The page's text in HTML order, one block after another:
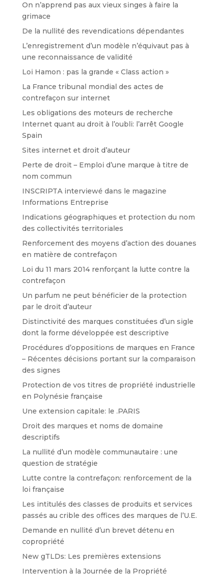
On n’apprend pas aux vieux singes à faire la
grimace
De la nullité des revendications dépendantes
L’enregistrement d’un modèle n’équivaut pas à
une reconnaissance de validité
Loi Hamon : pas la grande « Class action »
La France tribunal mondial des actes de
contrefaçon sur internet
Les obligations des moteurs de recherche
Internet quant au droit à l’oubli: l’arrêt Google
Spain
Sites internet et droit d’auteur
Perte de droit – Emploi d’une marque à titre de
nom commun
INSCRIPTA interviewé dans le magazine
Informations Entreprise
Indications géographiques et protection du nom
des collectivités territoriales
Renforcement des moyens d’action des douanes
en matière de contrefaçon
Loi du 11 mars 2014 renforçant la lutte contre la
contrefaçon
Un parfum ne peut bénéficier de la protection
par le droit d’auteur
Distinctivité des marques constituées d’un sigle
dont la forme développée est descriptive
Procédures d’oppositions de marques en France
– Récentes décisions portant sur la comparaison
des signes
Protection de vos titres de propriété industrielle
en Polynésie française
Une extension capitale: le .PARIS
Droit des marques et noms de domaine
descriptifs
La nullité d’un modèle communautaire : une
question de stratégie
Lutte contre la contrefaçon: renforcement de la
loi française
Les intitulés des classes de produits et services
passés au crible des offices des marques de l’U.E.
Demande en nullité d’un brevet détenu en
copropriété
New gTLDs: Les premières extensions
Intervention à la Journée de la Propriété